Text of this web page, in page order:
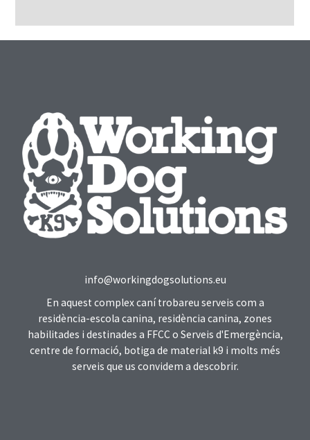
info@workingdogsolutions.eu
En aquest complex caní trobareu serveis com a
residència-escola canina, residència canina, zones
habilitades i destinades a FFCC o Serveis d'Emergència,
centre de formació, botiga de material k9 i molts més
serveis que us convidem a descobrir.